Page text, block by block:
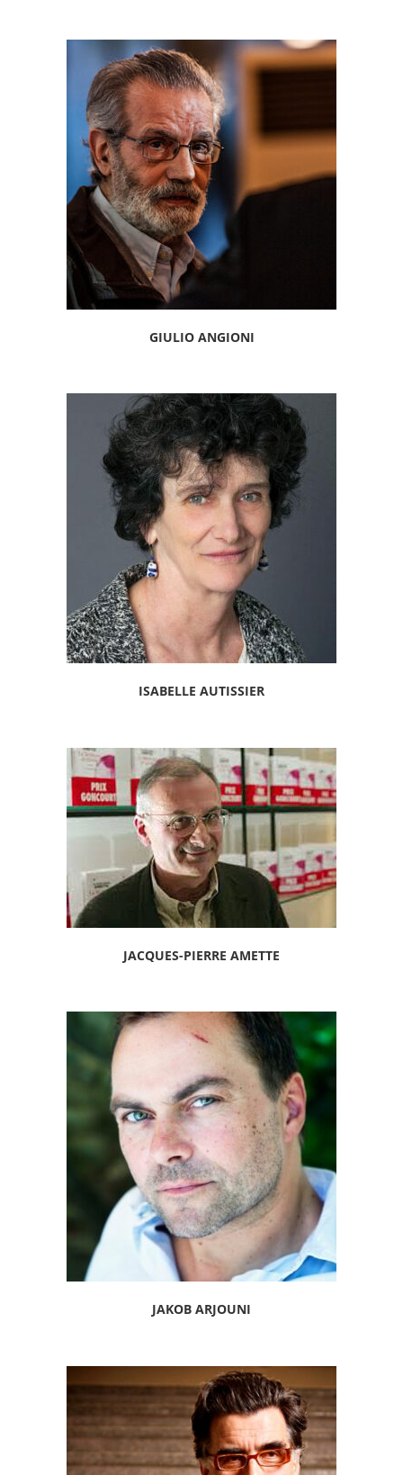
GIULIO ANGIONI
ISABELLE AUTISSIER
JACQUES-PIERRE AMETTE
JAKOB ARJOUNI